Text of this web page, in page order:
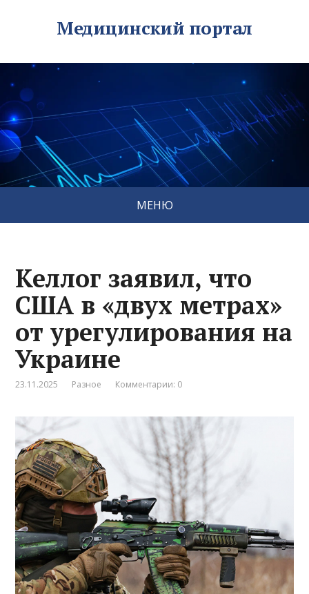
Медицинский портал
МЕНЮ
Келлог заявил, что
США в «двух метрах»
от урегулирования на
Украине
23.11.2025 Разное Комментарии: 0